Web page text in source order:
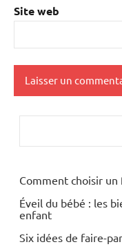
Site web
Comment choisir
Éveil du bébé : les
enfant
Six idées de faire-